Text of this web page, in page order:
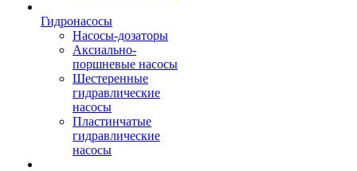
Гидронасосы
Насосы-дозаторы
Аксиально-
поршневые насосы
Шестеренные
гидравлические
насосы
Пластинчатые
гидравлические
насосы